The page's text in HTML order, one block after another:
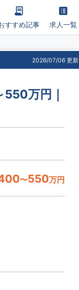
すすめ記事 求人一覧
2026/07/06 更新
万円｜
〜550万円